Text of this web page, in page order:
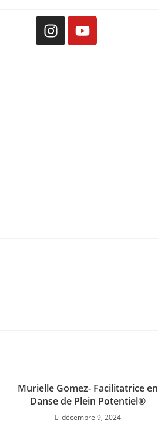
Murielle Gomez- Facilitatrice en
Danse de Plein Potentiel®
décembre 9, 2024